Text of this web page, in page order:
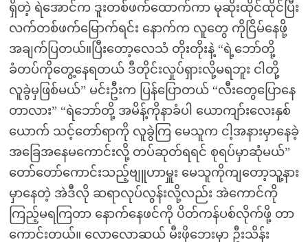
ရှိတဲ့ ရဲအောင်က ဒူးတစ်ဖက်ထောက်ကာ မုဆိုးထိုင်ထိုင်ပြီး
လက်တစ်ဖက်မြောက်ရင်း နောက်က လူတွေ ကိုငြိမ်နေဖို့
အချက်ပြတယ်။ပြီးတော့လေသံ တိုးတိုးနဲ့ “ရဲ့ဘော်တို့
ခံတပ်ကိုတွေ့နေရတယ် ဒီတိုင်းလှုပ်ရှားလို့မရဘူး ငါတို့
လူခွဲမှဖြစ်မယ်” မင်းဦးက ပြန်ပြောတယ် “လီးတွေပြောနေ
တာလား” “ရဲဘော်တို့ အမိန့်ကိုနာခံပါ ယောကျာ်းလေးနှစ်
ယောက် သင့်တော်ရာကို လူခွဲကြ မေသူက ငါ့အနားမှာနေခဲ့
အခြေအနေမကောင်းလို့ တပ်ဆုတ်ရရင် စုရပ်မှာဆုံမယ်”
တော်တော်ကောင်းသည့်ဗျူဟာမှူး မေသူကိုကျတော့သူ့နား
မှာနေတဲ့ အဲဒီလို ဆရာလုပ်လွန်းလို့လည်း အဲကောင်ကို
ကြည့်မရကြတာ နောက်နေဖင်ကို ပိတ်ကန်ပစ်လိုက်ဖို့ တာ
ကောင်းတယ်။ လောလောဆယ် မီးဖိုဘေးမှာ ဦးသိန်း